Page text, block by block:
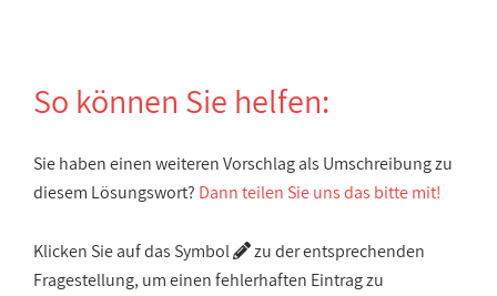
So können Sie helfen:
Sie haben einen weiteren Vorschlag als Umschreibung zu
diesem Lösungswort? Dann teilen Sie uns das bitte mit!
Klicken Sie auf das Symbol
zu der entsprechenden
Fragestellung, um einen fehlerhaften Eintrag zu